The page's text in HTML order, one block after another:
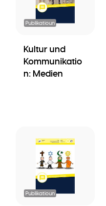
Publikatioun
Kultur und
Kommunikatio
n: Medien
Publikatioun